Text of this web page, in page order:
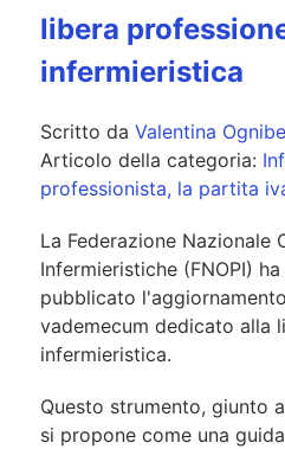
libera
infermieristica
Scritto da Valentina
Articolo della categoria:
professionista, la partita
La Federazione Nazionale
Infermieristiche (FNOPI)
pubblicato
vademecum dedicato alla
infermieristica.
Questo strumento, giunto
si propone come una